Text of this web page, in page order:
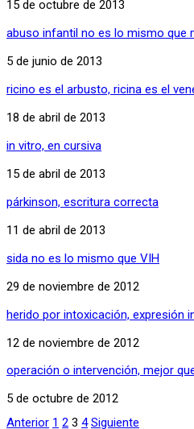
15 de octubre de 2013
abuso infantil no es lo mismo que
5 de junio de 2013
ricino es el arbusto, ricina es el
18 de abril de 2013
in vitro, en cursiva
15 de abril de 2013
párkinson, escritura correcta
11 de abril de 2013
sida no es lo mismo que VIH
29 de noviembre de 2012
herido por intoxicación, expresión
12 de noviembre de 2012
operación o intervención, mejor
5 de octubre de 2012
Anterior 1 2 3 4 Siguiente